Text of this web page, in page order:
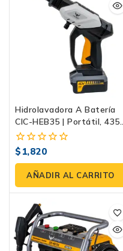
Hidrolavadora A Batería
CIC-HEB35 | Portátil, 435
PSI, 40V
0
fuera
5
$ 1,820
AÑADIR AL CARRITO